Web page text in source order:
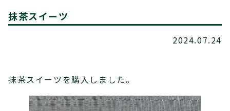
抹茶スイーツ
2024.07.24
抹茶スイーツを購入しました。